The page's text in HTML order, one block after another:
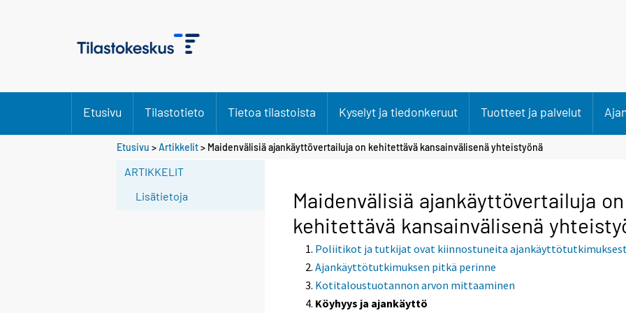
Etusivu Tilastotieto Tietoa tilastoista Kyselyt ja tiedonkeruut Tuotteet ja palvelut
Etusivu >Artikkelit> Maidenvälisiä ajankäyttövertailuja on kehitettävä kansainvälisenä yhteistyönä
ARTIKKELIT
Lisätietoja
Maidenvälisiä ajankäyttövertailuja on
kehitettävä kansainvälisenä
Poliitikot ja tutkijat ovat kiinnostuneita
Ajankäyttötutkimuksen pitkä perinne
Kotitaloustuotannon arvon mittaaminen
Köyhyys ja ajankäyttö